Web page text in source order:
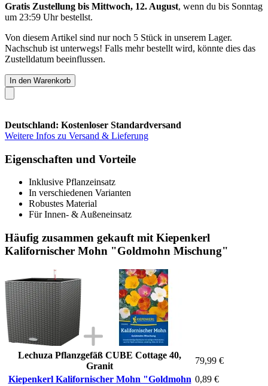
Gratis Zustellung bis Mittwoch, 12. August, wenn du bis Sonntag
um 23:59 Uhrbestellst.
Von diesem Artikel sind nur noch 5 Stück in unserem Lager.
Nachschub ist unterwegs! Falls mehr bestellt wird, könnte dies das
Zustelldatum beeinflussen.
In den Warenkorb
Deutschland: Kostenloser Standardversand
Weitere Infos zu Versand & Lieferung
Eigenschaften und Vorteile
Inklusive Pflanzeinsatz
In verschiedenen Varianten
Robustes Material
Für Innen- & Außeneinsatz
Häufig zusammen gekauft mit Kiepenkerl
Kalifornischer Mohn "Goldmohn Mischung"
Lechuza Pflanzgefäß CUBE Cottage 40,
Granit
79,99 €
Kiepenkerl Kalifornischer Mohn "Goldmohn 0,89 €